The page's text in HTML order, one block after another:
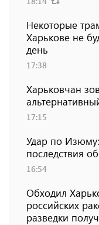
Некоторые
Харькове не
день
17:38
Харьковчан
17:15
Удар по
последствия
16:54
Обходил
российских
разведки